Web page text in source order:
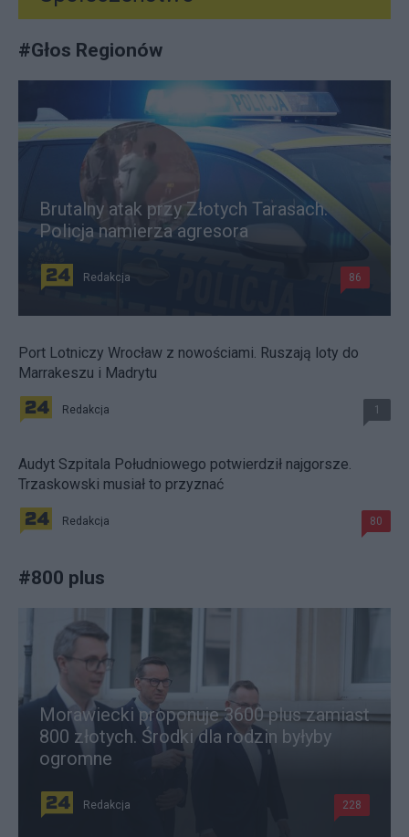
#Głos Regionów
Brutalny atak przy Złotych Tarasach.
Policja namierza agresora
Redakcja 86
Port Lotniczy Wrocław z nowościami. Ruszają loty do
Marrakeszu i Madrytu
Redakcja 1
Audyt Szpitala Południowego potwierdził najgorsze.
Trzaskowski musiał to przyznać
Redakcja 80
#800 plus
Morawiecki proponuje 3600 plus zamiast
800 złotych. Środki dla rodzin byłyby
ogromne
Redakcja 228